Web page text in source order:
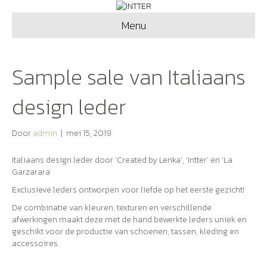
Menu
Sample sale van Italiaans
design leder
Dooradmin | mei 15, 2019
Italiaans design leder door ‘Created by Lenka’, ‘Intter’ en ‘La
Garzarara
Exclusieve leders ontworpen voor liefde op het eerste gezicht!
De combinatie van kleuren, texturen en verschillende
afwerkingen maakt deze met de hand bewerkte leders uniek en
geschikt voor de productie van schoenen, tassen, kleding en
accessoires.